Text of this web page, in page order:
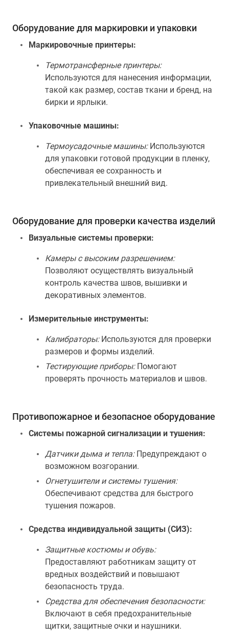
Оборудование для маркировки и упаковки
Маркировочные принтеры:
Термотрансферные принтеры:
Используются для нанесения информации,
такой как размер, состав ткани и бренд, на
бирки и ярлыки.
Упаковочные машины:
Термоусадочные машины:Используются
для упаковки готовой продукции в пленку,
обеспечивая ее сохранность и
привлекательный внешний вид.
Оборудование для проверки качества изделий
Визуальные системы проверки:
Камеры с высоким разрешением:
Позволяют осуществлять визуальный
контроль качества швов, вышивки и
декоративных элементов.
Измерительные инструменты:
Калибраторы:Используются для проверки
размеров и формы изделий.
Тестирующие приборы:Помогают
проверять прочность материалов и швов.
Противопожарное и безопасное оборудование
Системы пожарной сигнализации и тушения:
Датчики дыма и тепла:Предупреждают о
возможном возгорании.
Огнетушители и системы тушения:
Обеспечивают средства для быстрого
тушения пожаров.
Средства индивидуальной защиты (СИЗ):
Защитные костюмы и обувь:
Предоставляют работникам защиту от
вредных воздействий и повышают
безопасность труда.
Средства для обеспечения безопасности:
Включают в себя предохранительные
щитки, защитные очки и наушники.